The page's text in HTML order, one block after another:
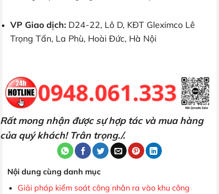
VP Giao dịch: D24-22, Lô D, KĐT Gleximco Lê
Trọng Tấn, La Phù, Hoài Đức, Hà Nội
Rất mong nhận được sự hợp tác và mua hàng
của quý khách! Trân trọng./.
Nội dung cùng danh mục
Giải pháp kiểm soát công nhân ra vào khu công